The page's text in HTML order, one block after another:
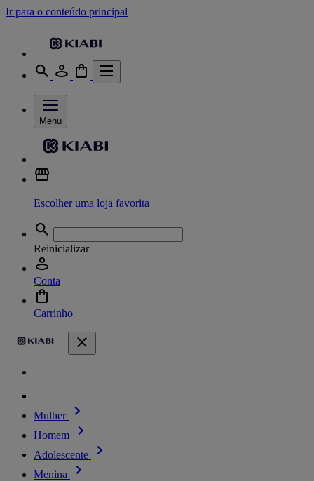
Ir para o conteúdo principal
Menu
Escolher uma loja favorita
Reinicializar
Conta
Carrinho
Mulher
Homem
Adolescente
Menina